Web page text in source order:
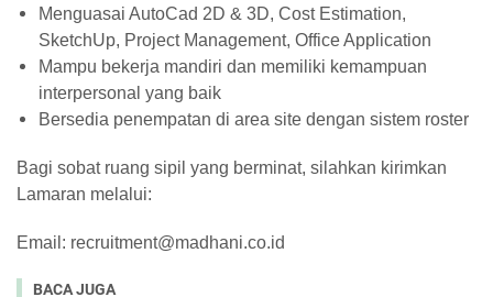
Menguasai AutoCad 2D & 3D, Cost Estimation,
SketchUp, Project Management, Office Application
Mampu bekerja mandiri dan memiliki kemampuan
interpersonal yang baik
Bersedia penempatan di area site dengan sistem roster
Bagi sobat ruang sipil yang berminat, silahkan kirimkan
Lamaran melalui:
Email: recruitment@madhani.co.id
BACA JUGA